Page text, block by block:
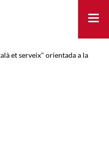
et serveix" orientada a la